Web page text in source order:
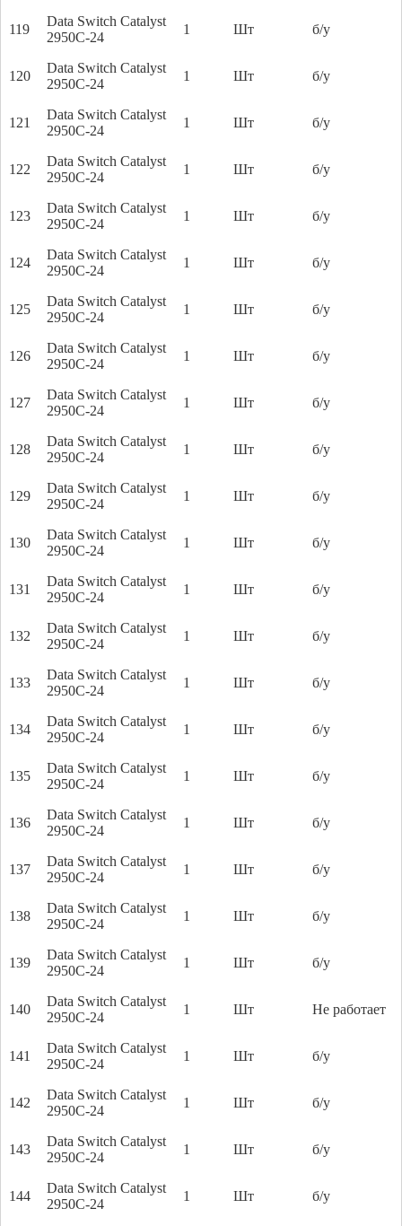
119
Data Switch Catalyst
2950C-24
1 Шт б/у
120
Data Switch Catalyst
2950C-24
1 Шт б/у
121
Data Switch Catalyst
2950C-24
1 Шт б/у
122
Data Switch Catalyst
2950C-24
1 Шт б/у
123
Data Switch Catalyst
2950C-24
1 Шт б/у
124
Data Switch Catalyst
2950C-24
1 Шт б/у
125
Data Switch Catalyst
2950C-24
1 Шт б/у
126
Data Switch Catalyst
2950C-24
1 Шт б/у
127
Data Switch Catalyst
2950C-24
1 Шт б/у
128
Data Switch Catalyst
2950C-24
1 Шт б/у
129
Data Switch Catalyst
2950C-24
1 Шт б/у
130
Data Switch Catalyst
2950C-24
1 Шт б/у
131
Data Switch Catalyst
2950C-24
1 Шт б/у
132
Data Switch Catalyst
2950C-24
1 Шт б/у
133
Data Switch Catalyst
2950C-24
1 Шт б/у
134
Data Switch Catalyst
2950C-24
1 Шт б/у
135
Data Switch Catalyst
2950C-24
1 Шт б/у
136
Data Switch Catalyst
2950C-24
1 Шт б/у
137
Data Switch Catalyst
2950C-24
1 Шт б/у
138
Data Switch Catalyst
2950C-24
1 Шт б/у
139
Data Switch Catalyst
2950C-24
1 Шт б/у
140
Data Switch Catalyst
2950C-24
1 Шт Не работает
141
Data Switch Catalyst
2950C-24
1 Шт б/у
142
Data Switch Catalyst
2950C-24
1 Шт б/у
143
Data Switch Catalyst
2950C-24
1 Шт б/у
144
Data Switch Catalyst
2950C-24
1 Шт б/у